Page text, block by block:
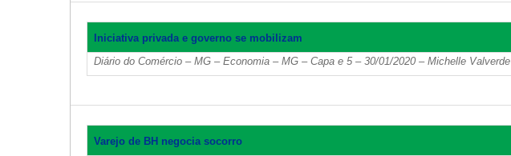
Iniciativa privada e governo se mobilizam
Diário do Comércio – MG – Economia – MG – Capa e 5 – 30/01/2020 – Michelle Valverde
Varejo de BH negocia socorro